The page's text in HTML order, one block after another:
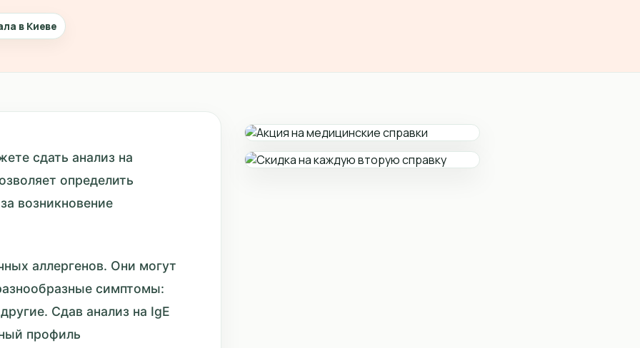
в Киеве
сдать анализ на
определить
возникновение
аллергенов. Они могут
симптомы:
Сдав анализ на IgE
профиль